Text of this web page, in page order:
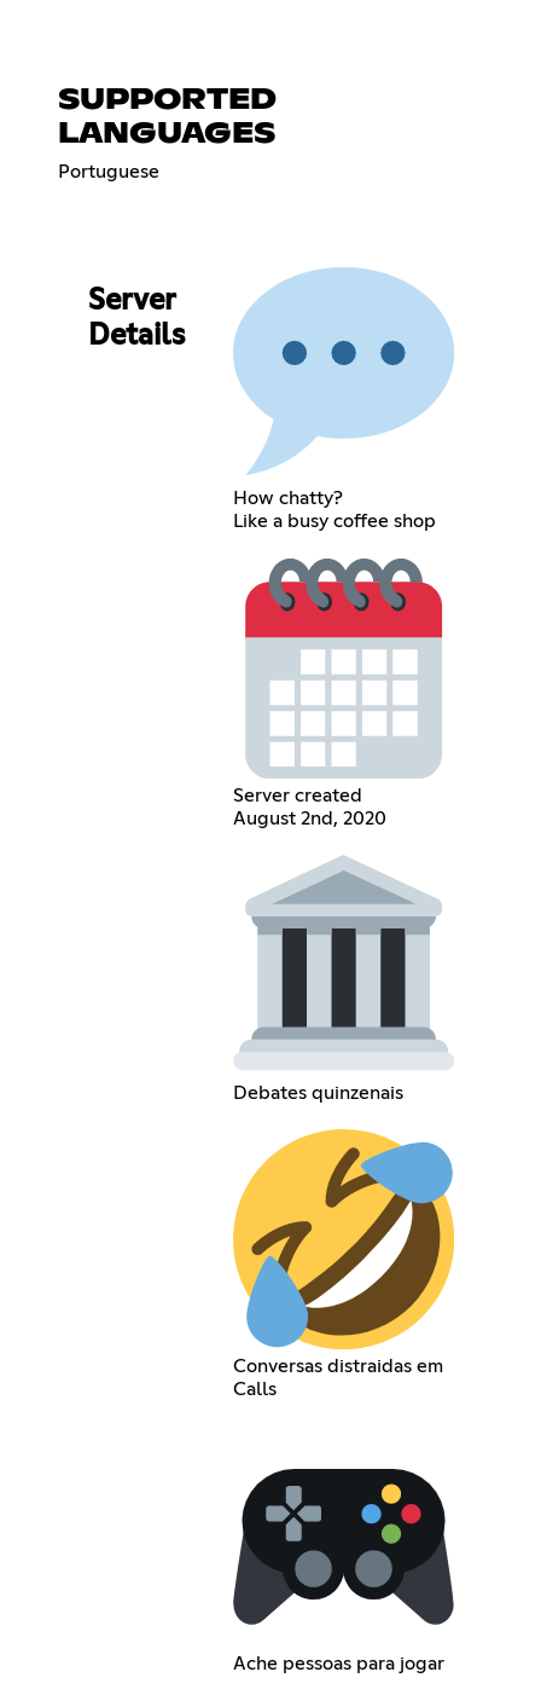
SUPPORTED
LANGUAGES
Portuguese
Server
Details
How chatty?
Like a busy coffee shop
Server created
August 2nd, 2020
Debates quinzenais
Conversas distraidas em
Calls
Ache pessoas para jogar